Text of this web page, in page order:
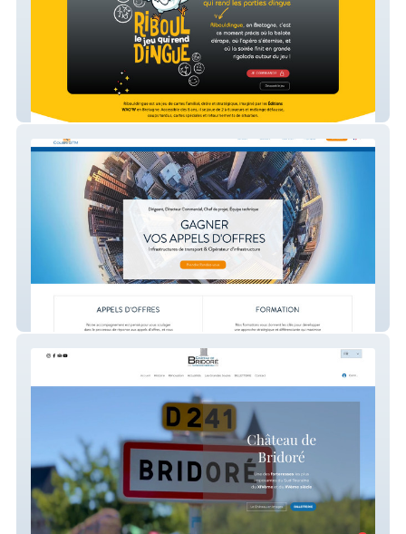
Editions WAO'W
Colibri GTM
Château de Bridoré